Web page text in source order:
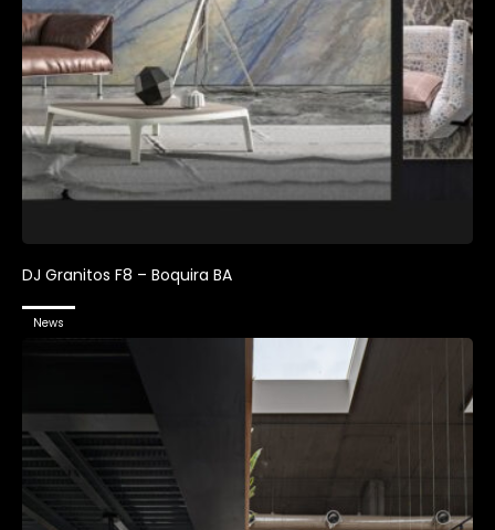
DJ Granitos F8 – Boquira BA
News